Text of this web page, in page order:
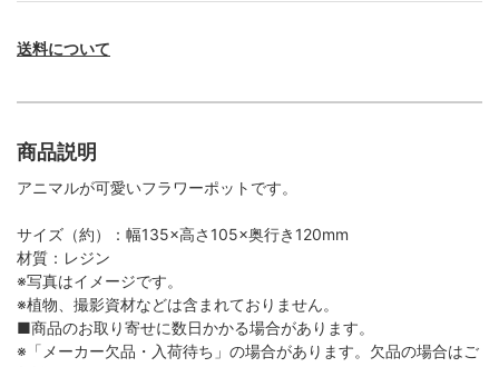
送料について
商品説明
アニマルが可愛いフラワーポットです。
サイズ（約）：幅135×高さ105×奥行き120mm
材質：レジン
※写真はイメージです。
※植物、撮影資材などは含まれておりません。
■商品のお取り寄せに数日かかる場合があります。
※「メーカー欠品・入荷待ち」の場合があります。欠品の場合はご